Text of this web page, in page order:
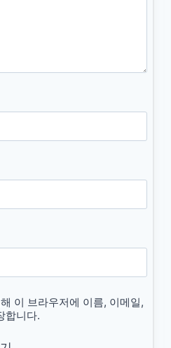
이 브라우저에 이름, 이메일,
합니다.